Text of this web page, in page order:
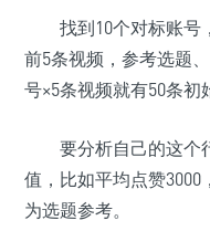
找到10个对标账号
前5条视频，参考选题
号×5条视频就有50条初
要分析自己的这个
值，比如平均点赞3000
为选题参考。